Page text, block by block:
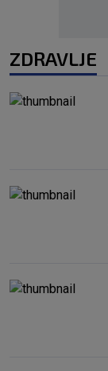
ZDRAVLJE